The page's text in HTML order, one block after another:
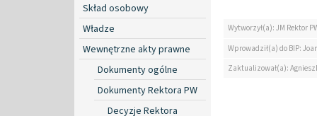
Skład osobowy
Władze
Wewnętrzne akty prawne
Dokumenty ogólne
Dokumenty Rektora PW
Decyzje Rektora
Wytworzył(a): JM Rektor
Wprowadził(a) do BIP:
Zaktualizował(a):